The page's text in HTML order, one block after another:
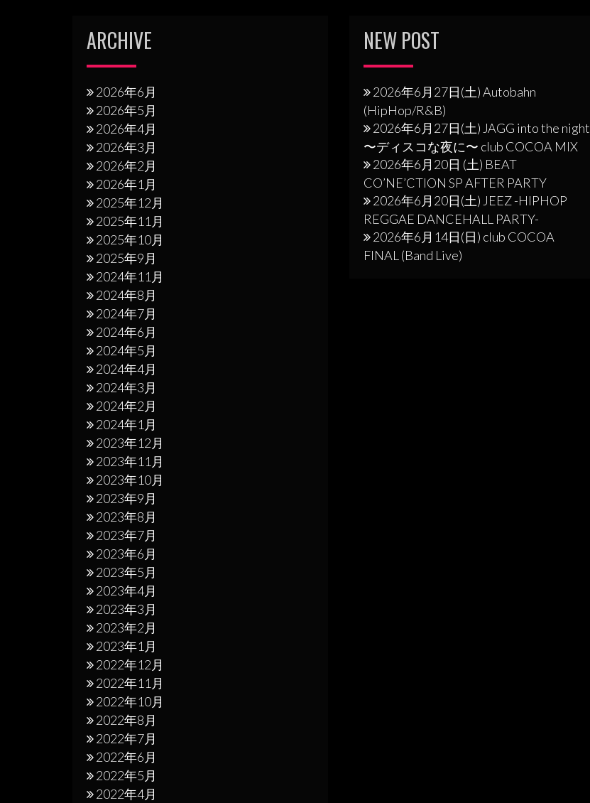
シ
ョ
ARCHIVE
2026年6月
2026年5月
2026年4月
2026年3月
2026年2月
2026年1月
2025年12月
2025年11月
2025年10月
2025年9月
2024年11月
2024年8月
2024年7月
2024年6月
2024年5月
2024年4月
2024年3月
2024年2月
2024年1月
2023年12月
2023年11月
2023年10月
2023年9月
2023年8月
2023年7月
2023年6月
2023年5月
2023年4月
2023年3月
2023年2月
2023年1月
2022年12月
2022年11月
2022年10月
2022年8月
2022年7月
2022年6月
2022年5月
2022年4月
NEW POST
2026年6月27日(土) Autobahn
(HipHop/R&B)
2026年6月27日(土) JAGG into the night
〜ディスコな夜に〜 club COCOA MIX
2026年6月20日 (土) BEAT
CO’NE’CTION SP AFTER PARTY
2026年6月20日(土) JEEZ -HIPHOP
REGGAE DANCEHALL PARTY-
2026年6月14日(日) club COCOA
FINAL (Band Live)